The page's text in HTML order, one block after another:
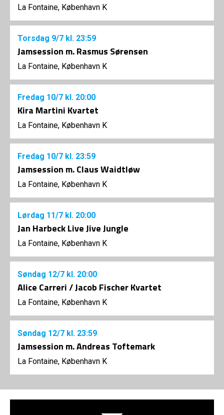
La Fontaine, København K
Torsdag 9/7 kl. 23:59
Jamsession m. Rasmus Sørensen
La Fontaine, København K
Fredag 10/7 kl. 20:00
Kira Martini Kvartet
La Fontaine, København K
Fredag 10/7 kl. 23:59
Jamsession m. Claus Waidtløw
La Fontaine, København K
Lørdag 11/7 kl. 20:00
Jan Harbeck Live Jive Jungle
La Fontaine, København K
Søndag 12/7 kl. 20:00
Alice Carreri / Jacob Fischer Kvartet
La Fontaine, København K
Søndag 12/7 kl. 23:59
Jamsession m. Andreas Toftemark
La Fontaine, København K